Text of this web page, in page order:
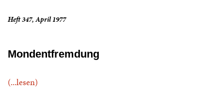
Heft 347, April 1977
Mondentfremdung
(...lesen)